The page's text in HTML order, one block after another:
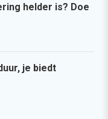
helder is? Doe
je biedt